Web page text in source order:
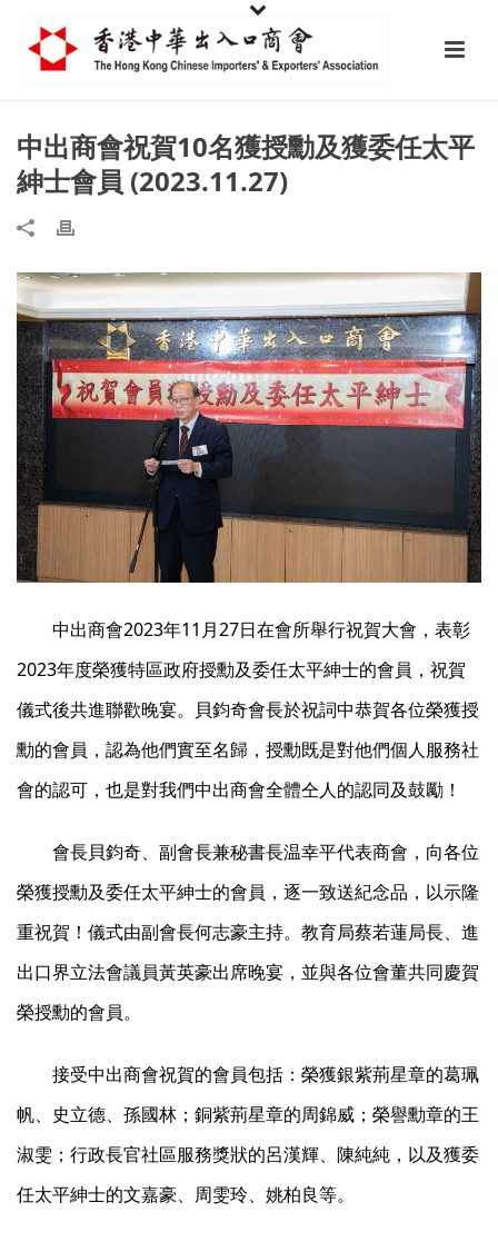
中出商會祝賀10名獲授勳及獲委任太平
紳士會員 (2023.11.27)
中出商會2023年11月27日在會所舉行祝賀大會，表彰
2023年度榮獲特區政府授勳及委任太平紳士的會員，祝賀
儀式後共進聯歡晚宴。貝鈞奇會長於祝詞中恭賀各位榮獲授
勳的會員，認為他們實至名歸，授勳既是對他們個人服務社
會的認可，也是對我們中出商會全體仝人的認同及鼓勵！
會長貝鈞奇、副會長兼秘書長温幸平代表商會，向各位
榮獲授勳及委任太平紳士的會員，逐一致送紀念品，以示隆
重祝賀！儀式由副會長何志豪主持。教育局蔡若蓮局長、進
出口界立法會議員黃英豪出席晚宴，並與各位會董共同慶賀
榮授勳的會員。
接受中出商會祝賀的會員包括：榮獲銀紫荊星章的葛珮
帆、史立德、孫國林；銅紫荊星章的周錦威；榮譽勳章的王
淑雯；行政長官社區服務獎狀的呂漢輝、陳純純，以及獲委
任太平紳士的文嘉豪、周雯玲、姚柏良等。